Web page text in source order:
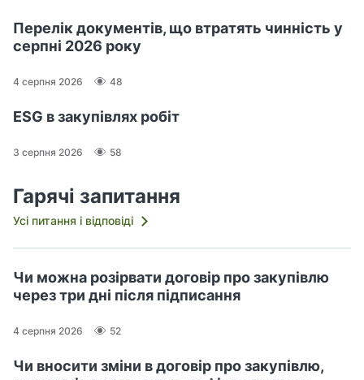
Перелік документів, що втратять чинність у
серпні 2026 року
4 серпня 2026 48
ESG в закупівлях робіт
3 серпня 2026 58
Гарячі запитання
Усі питання і відповіді
Чи можна розірвати договір про закупівлю
через три дні після підписання
4 серпня 2026 52
Чи вносити зміни в договір про закупівлю,